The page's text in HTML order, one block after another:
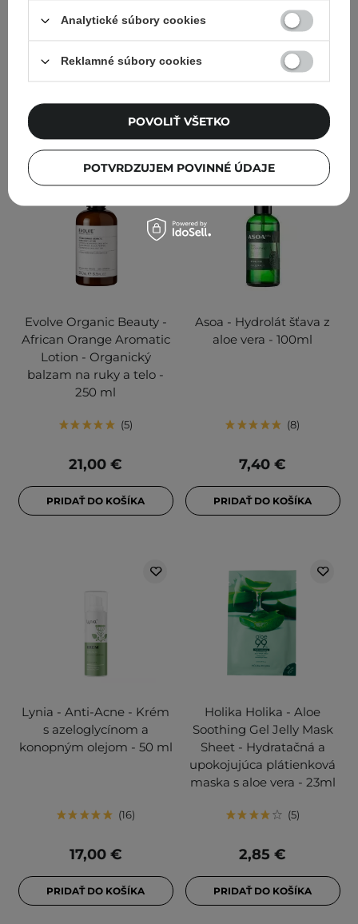
43
8,05 €
Evolve Organic Beauty -
African Orange Aromatic
Lotion - Organický
balzam na ruky a telo -
250 ml
5
21,00 €
PRIDAŤ DO KOŠÍKA
Asoa - Hydrolát šťava z
aloe vera - 100ml
8
7,40 €
PRIDAŤ DO KOŠÍKA
Lynia - Anti-Acne - Krém
s azeloglycínom a
konopným olejom - 50 ml
16
17,00 €
PRIDAŤ DO KOŠÍKA
Holika Holika - Aloe
Soothing Gel Jelly Mask
Sheet - Hydratačná a
upokojujúca plátienková
maska s aloe vera - 23ml
5
2,85 €
PRIDAŤ DO KOŠÍKA
Analytické súbory cookies
Reklamné súbory cookies
POTVRDZUJEM POVINNÉ ÚDAJE
POVOLIŤ VŠETKO